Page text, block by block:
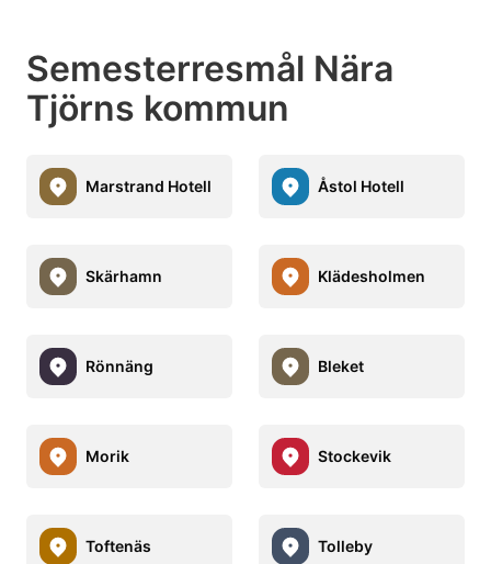
Semesterresmål Nära
Tjörns kommun
Marstrand Hotell Åstol Hotell
Skärhamn Klädesholmen
Rönnäng Bleket
Morik Stockevik
Toftenäs Tolleby